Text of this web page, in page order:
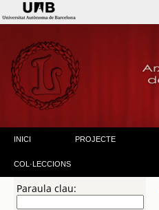
INICI PROJECTE
COL·LECCIONS
Paraula clau: